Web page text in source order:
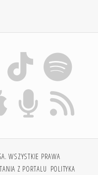
WSZYSTKIE PRAWA
Z PORTALU POLITYKA